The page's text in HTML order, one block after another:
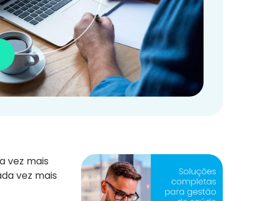
vez mais
vez mais